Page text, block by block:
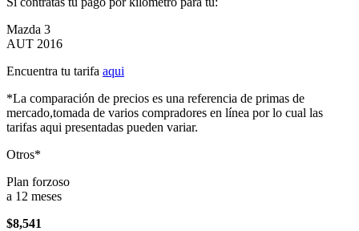
Mazda 3
AUT 2016
Encuentra tu tarifa aqui
*La comparación de precios es una referencia de primas de
mercado,tomada de varios compradores en línea por lo cual las
tarifas aqui presentadas pueden variar.
Otros*
Plan forzoso
a 12 meses
$8,541